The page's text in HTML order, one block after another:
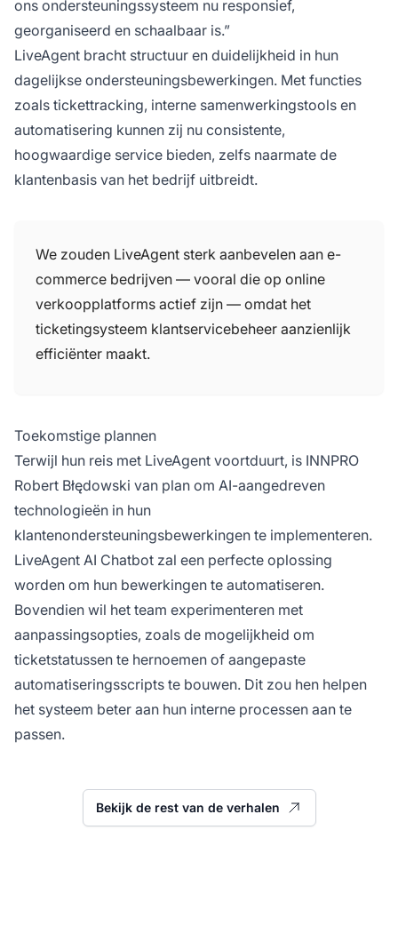
ons ondersteuningssysteem nu responsief,
georganiseerd en schaalbaar is.”
LiveAgent bracht structuur en duidelijkheid in hun
dagelijkse ondersteuningsbewerkingen. Met functies
zoals tickettracking, interne samenwerkingstools en
automatisering kunnen zij nu consistente,
hoogwaardige service bieden, zelfs naarmate de
klantenbasis van het bedrijf uitbreidt.
We zouden LiveAgent sterk aanbevelen aan e-
commerce bedrijven — vooral die op online
verkoopplatforms actief zijn — omdat het
ticketingsysteem klantservicebeheer aanzienlijk
efficiënter maakt.
Toekomstige plannen
Terwijl hun reis met LiveAgent voortduurt, is INNPRO
Robert Błędowski van plan om AI-aangedreven
technologieën in hun
klantenondersteuningsbewerkingen te implementeren.
LiveAgent AI Chatbot zal een perfecte oplossing
worden om hun bewerkingen te automatiseren.
Bovendien wil het team experimenteren met
aanpassingsopties, zoals de mogelijkheid om
ticketstatussen te hernoemen of aangepaste
automatiseringsscripts te bouwen. Dit zou hen helpen
het systeem beter aan hun interne processen aan te
passen.
Bekijk de rest van de verhalen